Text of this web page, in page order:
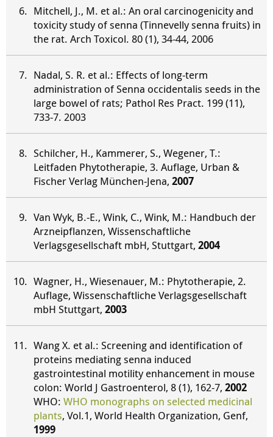
Mitchell, J., M. et al.: An oral carcinogenicity and
toxicity study of senna (Tinnevelly senna fruits) in
the rat. Arch Toxicol. 80 (1), 34-44, 2006
Nadal, S. R. et al.: Effects of long-term
administration of Senna occidentalis seeds in the
large bowel of rats; Pathol Res Pract. 199 (11),
733-7. 2003
Schilcher, H., Kammerer, S., Wegener, T.:
Leitfaden Phytotherapie, 3. Auflage, Urban &
Fischer Verlag München-Jena, 2007
Van Wyk, B.-E., Wink, C., Wink, M.: Handbuch der
Arzneipflanzen, Wissenschaftliche
Verlagsgesellschaft mbH, Stuttgart, 2004
Wagner, H., Wiesenauer, M.: Phytotherapie, 2.
Auflage, Wissenschaftliche Verlagsgesellschaft
mbH Stuttgart, 2003
Wang X. et al.: Screening and identification of
proteins mediating senna induced
gastrointestinal motility enhancement in mouse
colon: World J Gastroenterol, 8 (1), 162-7, 2002
WHO: WHO monographs on selected medicinal
plants, Vol.1, World Health Organization, Genf,
1999